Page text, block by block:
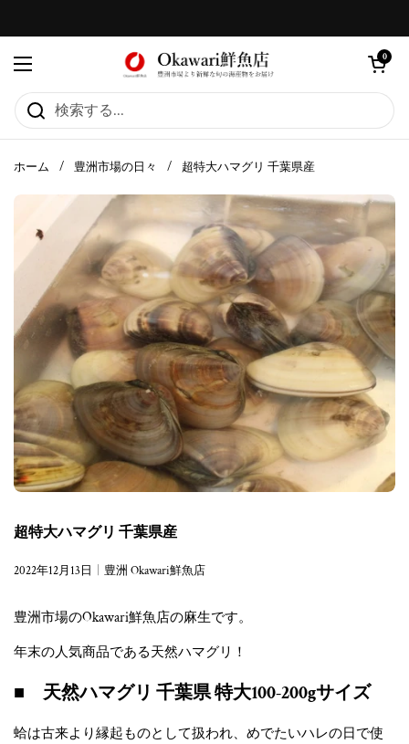
メニューを開く
カートを
0
ホーム / 豊洲市場の日々 / 超特大ハマグリ 千葉県産
超特大ハマグリ 千葉県産
2022年12月13日 豊洲 Okawari鮮魚店
豊洲市場のOkawari鮮魚店の麻生です。
年末の人気商品である天然ハマグリ！
■ 天然ハマグリ 千葉県 特大100-200gサイズ
蛤は古来より縁起ものとして扱われ、めでたいハレの日で使